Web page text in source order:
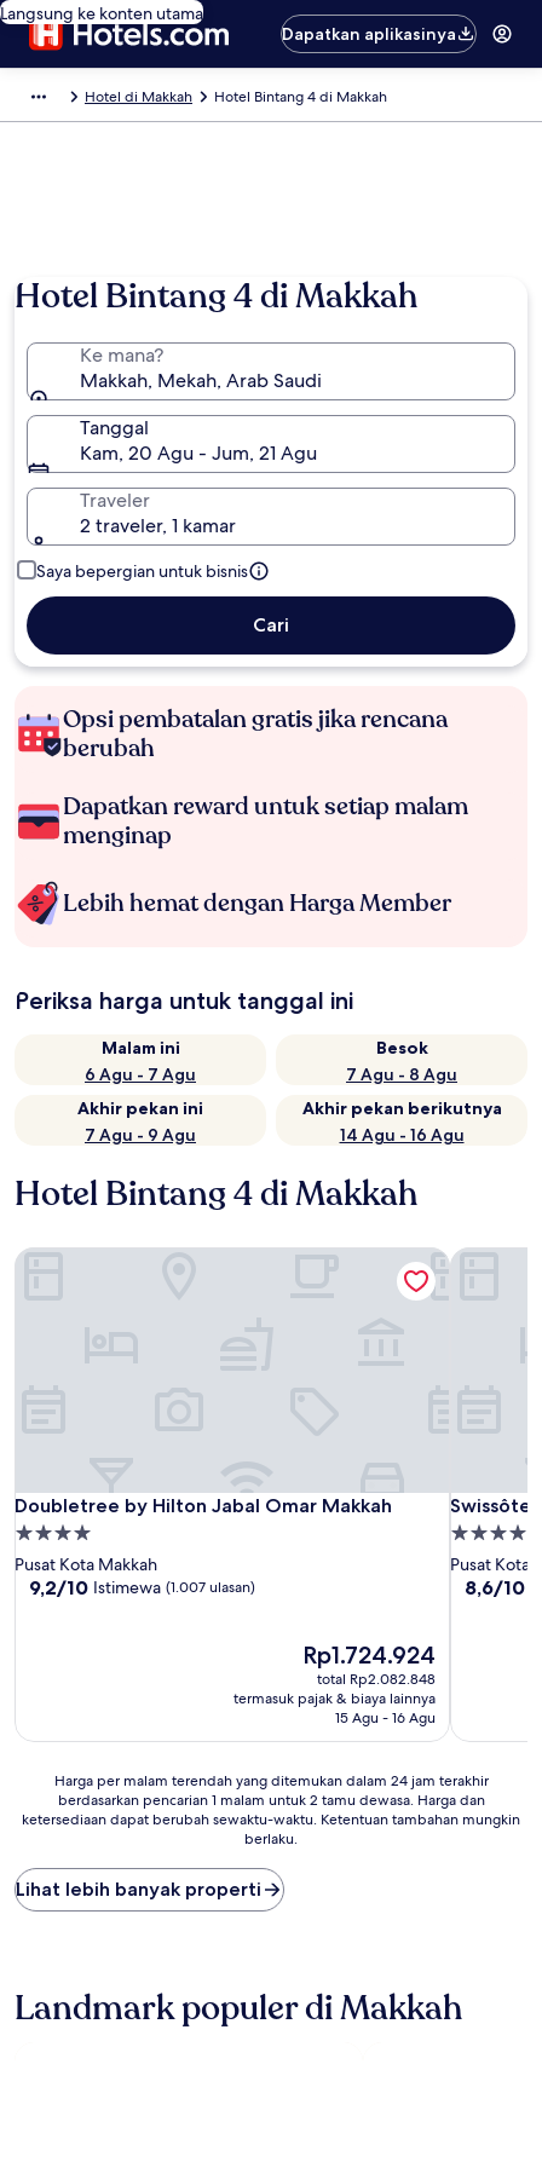
Langsung ke konten utama
Dapatkan aplikasinya
Hotel di Makkah Hotel Bintang 4 di Makkah
Hotel Bintang 4 di Makkah
Ke mana?
Makkah, Mekah, Arab Saudi
Tanggal
Kam, 20 Agu - Jum, 21 Agu
Traveler
2 traveler, 1 kamar
Saya bepergian untuk bisnis
Cari
Opsi pembatalan gratis jika rencana
berubah
Dapatkan reward untuk setiap malam
menginap
Lebih hemat dengan Harga Member
Periksa harga untuk tanggal ini
Malam ini
6 Agu - 7 Agu
Besok
7 Agu - 8 Agu
Akhir pekan ini
7 Agu - 9 Agu
Akhir pekan berikutnya
14 Agu - 16 Agu
Hotel Bintang 4 di Makkah
Doubletree by Hilton Jabal Omar Makkah
Doubletree by Hilton Jabal Omar Makkah
Properti
bintang
4.0
Pusat Kota Makkah
9.2
9,2/10 Istimewa (1.007 ulasan)
Harga
sekarang
Rp1.724.924
Rp1.724.924
total Rp2.082.848
termasuk pajak & biaya lainnya
15 Agu - 16 Agu
Doubletree by Hilton Jabal Omar Makkah
Swissôtel
Swissôtel
Properti
bintang
4.0
Pusat Kota
8.6
8,6/10
Swissôtel
Harga
malam
yang
ditemukan
dalam
berdasarkan
pencarian
Harga per malam terendah yang ditemukan dalam 24 jam terakhir
berdasarkan pencarian 1 malam untuk 2 tamu dewasa. Harga dan
ketersediaan dapat berubah sewaktu-waktu. Ketentuan tambahan mungkin
berlaku.
Lihat lebih banyak properti
Landmark populer di Makkah